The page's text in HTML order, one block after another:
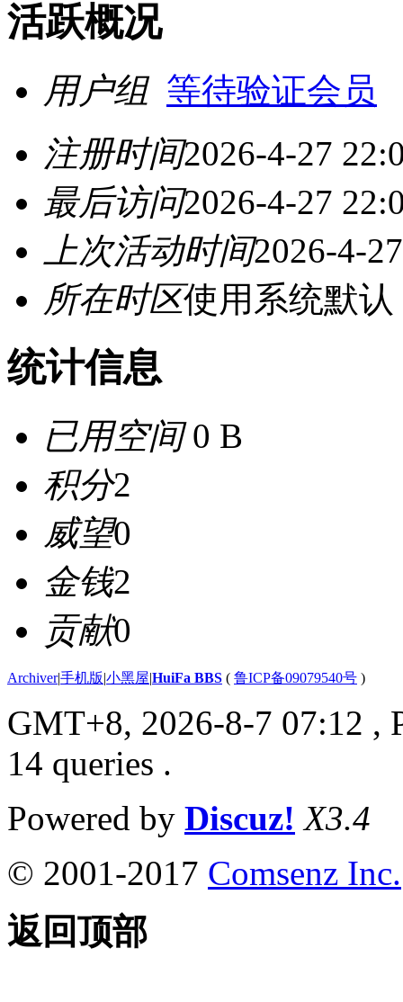
活跃概况
用户组 等待验证会员
注册时间2026-4-27
最后访问2026-4-27
上次活动时间2026-4-
所在时区使用系统默认
统计信息
已用空间0 B
积分2
威望0
金钱2
贡献0
Archiver|手机版|小黑屋|HuiFa BBS ( 鲁ICP备09079540号 )
GMT+8, 2026-8-7 07:12 ,
14 queries .
Powered by Discuz! X3.4
© 2001-2017 Comsenz Inc.
返回顶部